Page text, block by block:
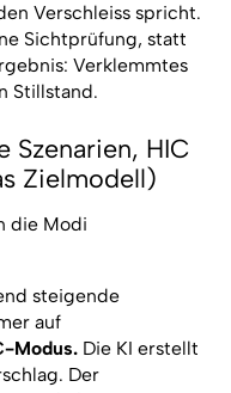
Verschleiss spricht.
Sichtprüfung, statt
Verklemmtes
Stillstand.
Szenarien, HIC
Zielmodell)
die Modi
steigende
auf
Modus.Die KI erstellt
Der